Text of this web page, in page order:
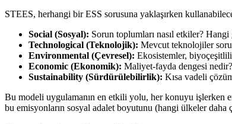
STEES, herhangi bir ESS sorusuna yaklaşırken
Social (Sosyal): Sorun toplumları nasıl etkiler? Hangi
Technological (Teknolojik): Mevcut teknolojiler
Environmental (Çevresel): Ekosistemler,
Economic (Ekonomik): Maliyet-fayda dengesi
Sustainability (Sürdürülebilirlik): Kısa vadeli
Bu modeli uygulamanın en etkili yolu, her konuyu işlerken
bu emisyonların sosyal adalet boyutunu (hangi ülkeler